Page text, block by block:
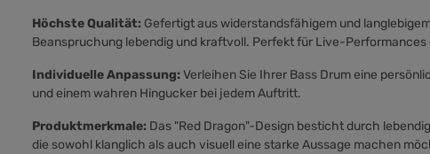
Höchste Qualität: Gefertigt aus widerstandsfähigem und
Beanspruchung lebendig und kraftvoll. Perfekt für Live-
Individuelle Anpassung:Verleihen Sie Ihrer Bass Drum eine
und einem wahren Hingucker bei jedem Auftritt.
Produktmerkmale: Das "Red Dragon"-Design besticht durch
die sowohl klanglich als auch visuell eine starke Aussage machen